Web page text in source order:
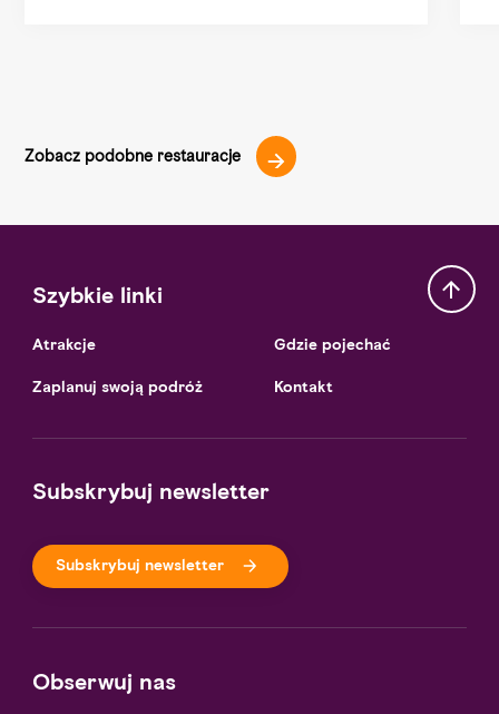
Zobacz podobne restauracje
Szybkie linki
Atrakcje
Zaplanuj swoją podróż
Gdzie pojechać
Kontakt
Subskrybuj newsletter
Subskrybuj newsletter
Obserwuj nas